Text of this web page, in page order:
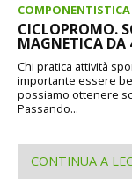
COMPONENTISTICA
CICLOPROMO.
MAGNETICA DA
Chi pratica attività
importante essere
possiamo ottenere
Passando...
CONTINUA A